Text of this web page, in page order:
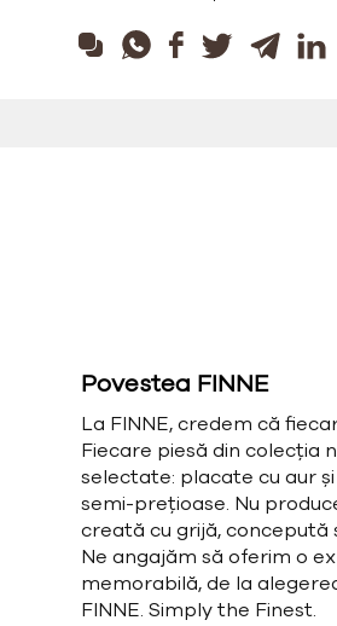
Povestea FINNE
La FINNE, credem că
Fiecare piesă din colecția
selectate: placate cu aur
semi-prețioase. Nu
creată cu grijă,
Ne angajăm să oferim o
memorabilă, de la
FINNE. Simply the Finest.